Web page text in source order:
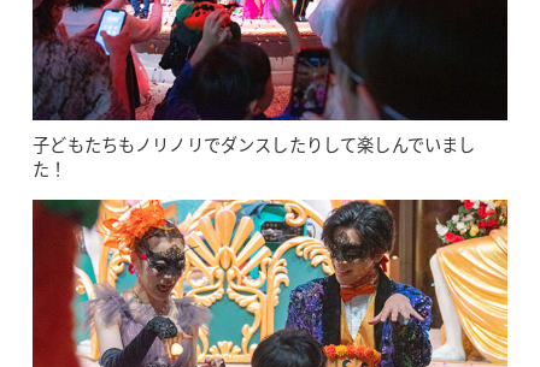
子どもたちもノリノリでダンスしたりして楽しんでいまし
た！